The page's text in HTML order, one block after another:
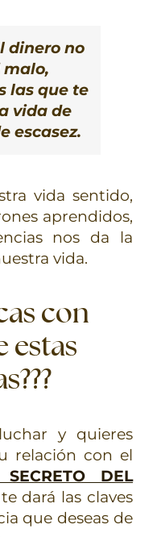
dinero no
malo,
las que te
vida de
escasez.
vida sentido,
aprendidos,
nos da la
vida.
con
estas
y quieres
relación con el
DEL
te dará las claves
que deseas de